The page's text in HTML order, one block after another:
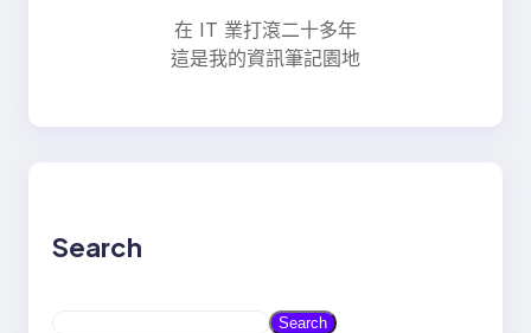
在 IT 業打滾二十多年
這是我的資訊筆記園地
Search
Search